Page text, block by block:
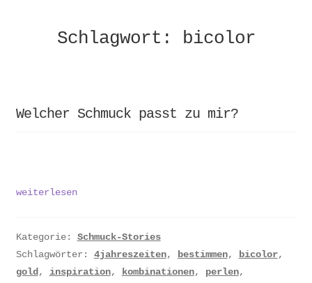
Schlagwort: bicolor
Welcher Schmuck passt zu mir?
Welcher
zu
mir?
weiterlesen
Kategorie: Schmuck-Stories
Schlagwörter: 4jahreszeiten, bestimmen, bicolor,
gold , inspiration, kombinationen, perlen,